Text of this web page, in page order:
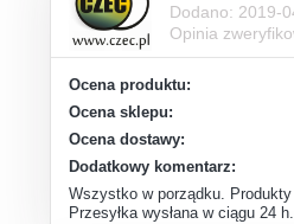
Dodano: 2019-
Opinia
Ocena produktu:
Ocena sklepu:
Ocena dostawy:
Dodatkowy komentarz:
Wszystko w porządku.
Przesyłka wysłana w ciągu 24